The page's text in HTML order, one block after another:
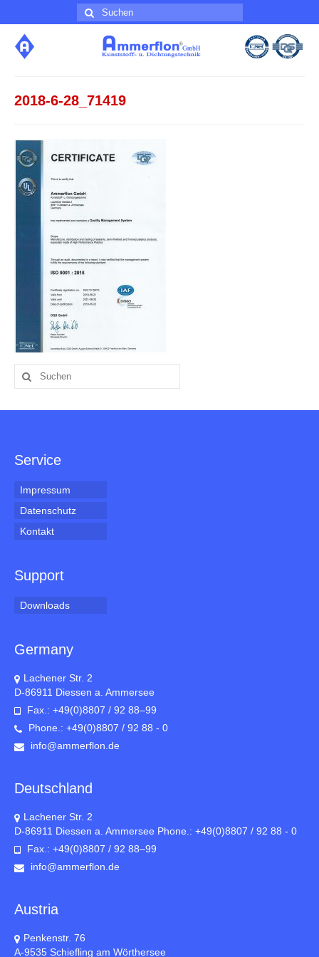
Suche
nach:
2018-6-28_71419
Suche
nach:
Service
Impressum
Datenschutz
Kontakt
Support
Downloads
Germany
Lachener Str. 2
D-86911 Diessen a. Ammersee
Fax.: +49(0)8807 / 92 88–99
Phone.: +49(0)8807 / 92 88 - 0
info@ammerflon.de
Deutschland
Lachener Str. 2
D-86911 Diessen a. Ammersee Phone.: +49(0)8807 / 92 88 - 0
Fax.: +49(0)8807 / 92 88–99
info@ammerflon.de
Austria
Penkenstr. 76
A-9535 Schiefling am Wörthersee